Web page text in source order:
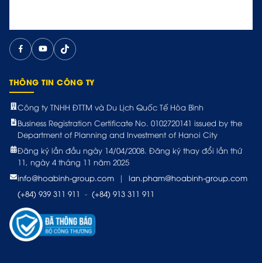
THÔNG TIN CÔNG TY
Công ty TNHH ĐTTM và Du Lịch Quốc Tế Hòa Bình
Business Registration Certificate No. 0102720141 issued by the
Department of Planning and Investment of Hanoi City
Đăng ký lần đầu ngày 14/04/2008. Đăng ký thay đổi lần thứ
11, ngày 4 tháng 11 năm 2025
info@hoabinh-group.com
|
lan.pham@hoabinh-group.com
(+84) 939 311 911 - (+84) 913 311 911